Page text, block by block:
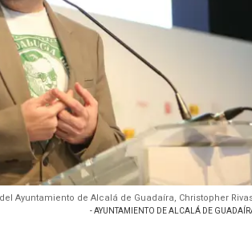
Ayuntamiento de Alcalá de Guadaíra, Christopher
- AYUNTAMIENTO DE ALCALÁ DE